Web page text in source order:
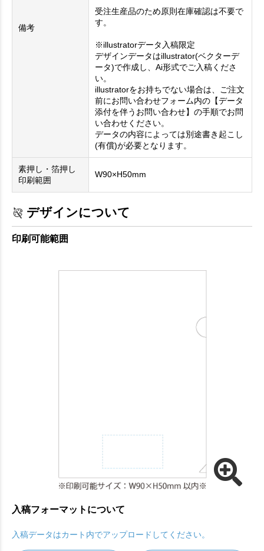
備考
受注生産品のため原則在庫確認は不要で
す。
※illustratorデータ入稿限定
デザインデータはillustrator(ベクターデ
ータ)で作成し、Ai形式でご入稿くださ
い。
illustratorをお持ちでない場合は、ご注文
前にお問い合わせフォーム内の【データ
添付を伴うお問い合わせ】の手順でお問
い合わせください。
データの内容によっては別途書き起こし
(有償)が必要となります。
素押し・箔押し
印刷範囲
W90×H50mm
デザインについて
印刷可能範囲
入稿フォーマットについて
入稿データはカート内でアップロードしてください。